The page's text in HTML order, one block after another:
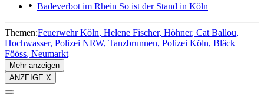
Badeverbot im Rhein So ist der Stand in Köln
Themen:Feuerwehr Köln Helene Fischer Höhner Cat Ballou
Hochwasser Polizei NRW Tanzbrunnen Polizei Köln Bläck
Fööss Neumarkt
Mehr anzeigen
ANZEIGE X